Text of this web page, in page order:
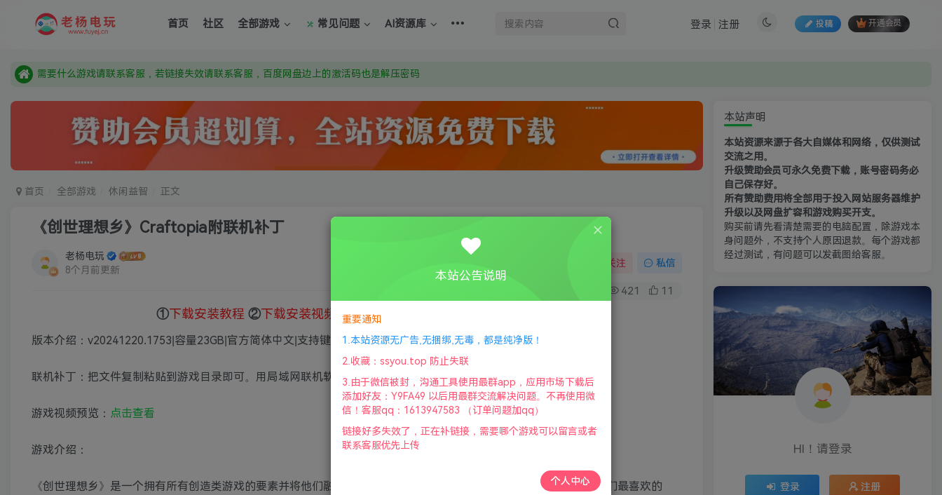
首页 社区 全部游戏 常见问题 AI资源库 投稿 开通会员
登录 注册
需要什么游戏请联系客服，若链接失效请联系客服，百度网盘边上的激活码也是解压密码
由于微信被封，沟通工具使用最群app，应用市场下载后添加好友：Y9FA49 以后用最群交流解决问题。不再使用微信！
需要什么游戏请联系客服，若链接失效请联系客服，百度网盘边上的激活码也是解压密码
首页 全部游戏 休闲益智 正文
《创世理想乡》Craftopia附联机补丁
老杨电玩
8个月前更新
关注 私信
421 11
①下载安装教程 ②下载安装视频教程 ③
版本介绍：v20241220.1753|容量23GB|官方简体中文|支持键盘.鼠标.手柄|赠多项修改器|2024年12月24号更新
联机补丁：把文件复制粘贴到游戏目录即可。用局域网联机软件，用ip进游戏。
游戏视频预览： 点击查看
游戏介绍：
《创世理想乡》是一个拥有所有创造类游戏的要素并将他们融合（缝合，括号内删除）起来做出的全新的游戏。 将我们最喜欢的
本站声明
本站资源来源于各大自媒体和网络，仅供测试
交流之用。
升级赞助会员可永久免费下载，账号密码务必
自己保存好。
所有赞助费用将全部用于投入网站服务器维护
升级以及网盘扩容和游戏购买开支。
购买前请先看清楚需要的电脑配置，除游戏本
身问题外，不支持个人原因退款。每个游戏都
经过测试，有问题可以发截图给客服。
HI！请登录
登录 注册
本站公告说明
重要通知
1.本站资源无广告,无捆绑,无毒，都是纯净版！
2.收藏：ssyou.top 防止失联
3.由于微信被封，沟通工具使用最群app，应用市场下载后
添加好友：Y9FA49 以后用最群交流解决问题。不再使用微
信！客服qq：1613947583 （订单问题加qq）
链接好多失效了，正在补链接，需要哪个游戏可以留言或者
联系客服优先上传
个人中心